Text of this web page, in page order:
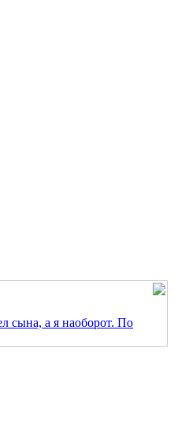
сына, а я наоборот. По